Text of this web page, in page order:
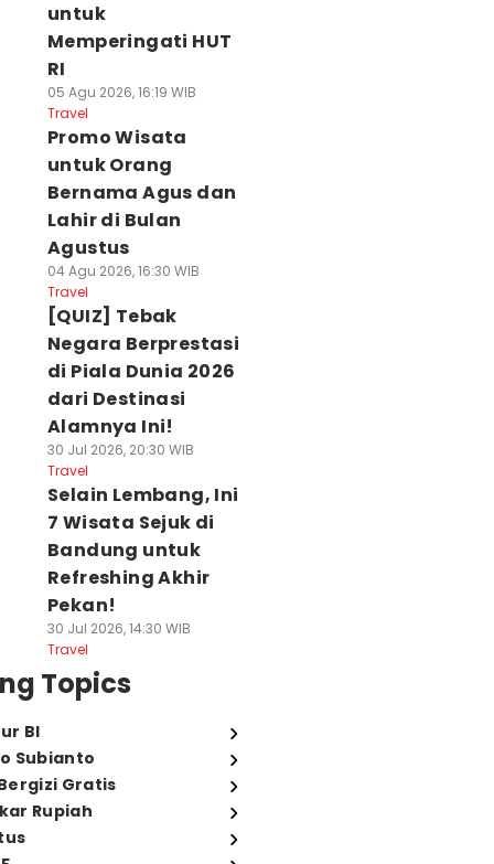
untuk
Memperingati HUT
RI
05 Agu 2026, 16:19 WIB
Travel
Promo Wisata
untuk Orang
Bernama Agus dan
Lahir di Bulan
Agustus
04 Agu 2026, 16:30 WIB
Travel
[QUIZ] Tebak
Negara Berprestasi
di Piala Dunia 2026
dari Destinasi
Alamnya Ini!
30 Jul 2026, 20:30 WIB
Travel
Selain Lembang, Ini
7 Wisata Sejuk di
Bandung untuk
Refreshing Akhir
Pekan!
30 Jul 2026, 14:30 WIB
Travel
Topics
BI
Subianto
Gratis
Rupiah